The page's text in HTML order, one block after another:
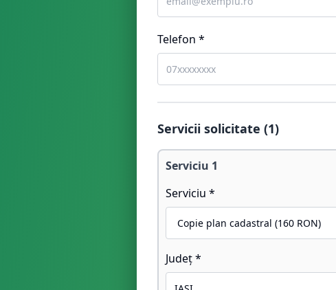
Telefon *
Servicii solicitate (1)
Serviciu 1
Serviciu *
Județ *